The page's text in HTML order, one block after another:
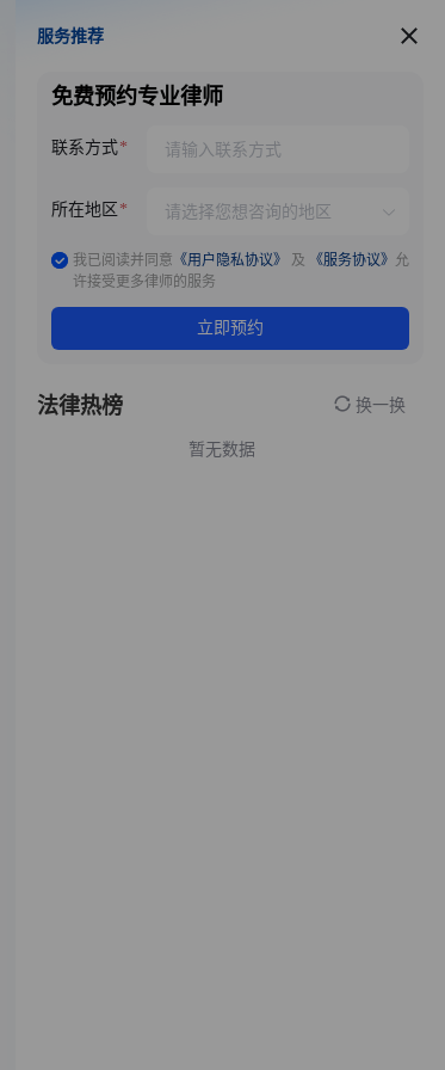
服务推荐
服务推荐
免费预约专业律师
联系方式
所在地区
我已阅读并同意 《用户隐私协议》 及 《服务协议》 允
许接受更多律师的服务
立即预约
法律热榜 换一换
暂无数据